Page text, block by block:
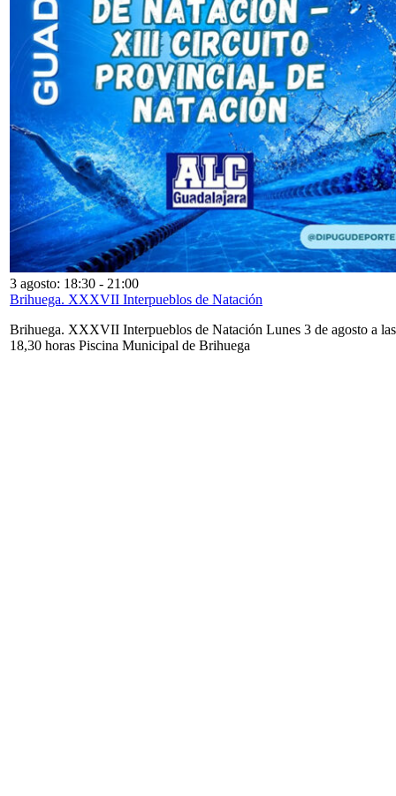
3 agosto: 18:30 - 21:00
Brihuega. XXXVII Interpueblos de Natación
Brihuega. XXXVII Interpueblos de Natación Lunes 3 de agosto a las
18,30 horas Piscina Municipal de Brihuega